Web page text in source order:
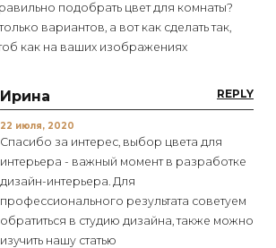
подобрать цвет для комнаты?
вариантов, а вот как сделать так,
как на ваших изображениях
REPLY
Ирина
22 июля, 2020
Спасибо за интерес, выбор цвета для
интерьера - важный момент в разработке
дизайн-интерьера. Для
профессионального результата советуем
обратиться в студию дизайна, также можно
изучить нашу статью